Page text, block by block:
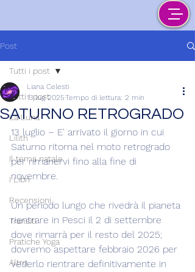
Post
Tutti i post
La Luna
Lilith
Il tema natale
I Libri
Recensioni
Transiti
Pratiche Yoga
Altro
Tutti i post
SATURNO RETROGRADO
Liana Celesti
13 lug 2025Tempo di lettura: 2 min
13 luglio – E' arrivato il giorno in cui
Saturno ritorna nel moto retrogrado
per rimanervi fino alla fine di
novembre.
Un periodo lungo che rivedrà il pianeta
rientrare in Pesci il 2 di settembre
dove rimarrà per il resto del 2025;
dovremo aspettare febbraio 2026 per
vederlo rientrare definitivamente in